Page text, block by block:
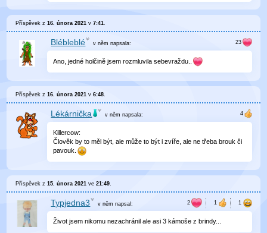
Příspěvek z16. února 2021 v7:41.
Blébleblé v něm napsala:
Ano, jedné holčině jsem rozmluvila sebevraždu..
Příspěvek z16. února 2021 v6:48.
Lékárnička v něm napsala:
Killercow:
Člověk by to měl být, ale může to být i zvíře, ale ne třeba brouk či
pavouk.
Příspěvek z15. února 2021 ve21:49
Typjedna3 v něm napsal:
Život jsem nikomu nezachránil ale asi 3 kámoše z brindy...